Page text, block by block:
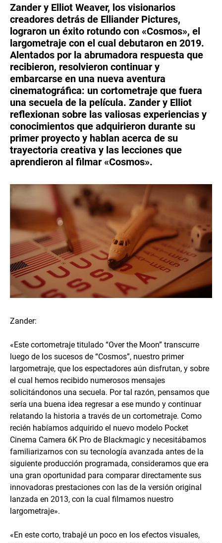
Ukraine United Kingdom
United States
Zander y Elliot Weaver, los visionarios
creadores detrás de Elliander Pictures,
lograron un éxito rotundo con «Cosmos», el
largometraje con el cual debutaron en 2019.
Alentados por la abrumadora respuesta que
recibieron, resolvieron continuar y
embarcarse en una nueva aventura
cinematográfica: un cortometraje que fuera
una secuela de la película. Zander y Elliot
reflexionan sobre las valiosas experiencias y
conocimientos que adquirieron durante su
primer proyecto y hablan acerca de su
trayectoria creativa y las lecciones que
aprendieron al filmar «Cosmos».
Zander:
«Este cortometraje titulado “Over the Moon” transcurre
luego de los sucesos de “Cosmos”, nuestro primer
largometraje, que los espectadores aún disfrutan, y sobre
el cual hemos recibido numerosos mensajes
solicitándonos una secuela. Por tal razón, pensamos que
sería una buena idea regresar a ese mundo y continuar
relatando la historia a través de un cortometraje. Como
recién habíamos adquirido el nuevo modelo Pocket
Cinema Camera 6K Pro de Blackmagic y necesitábamos
familiarizarnos con su tecnología avanzada antes de la
siguiente producción programada, consideramos que era
una gran oportunidad para comparar directamente sus
innovadoras prestaciones con las de la versión original
lanzada en 2013, con la cual filmamos nuestro
largometraje».
«En este corto, trabajé un poco en los efectos visuales,